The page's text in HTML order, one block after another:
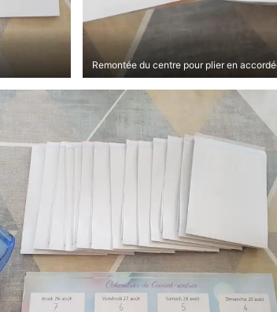
Remontée du centre pour plier en